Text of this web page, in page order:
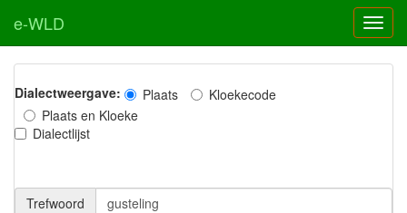
e-WLD
Dialectweergave: Plaats
Kloekecode
Plaats en Kloeke
Dialectlijst
Trefwoord